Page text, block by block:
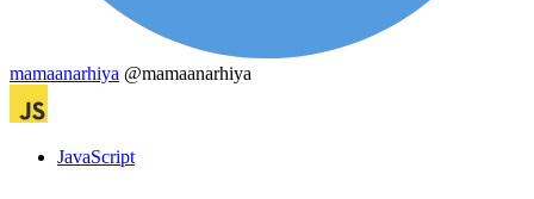
mamaanarhiya @mamaanarhiya
JavaScript